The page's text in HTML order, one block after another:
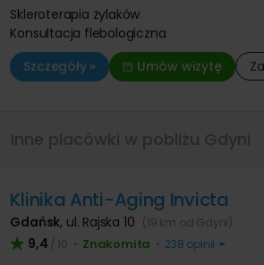
Skleroterapia żylaków
Konsultacja flebologiczna
Szczegóły »
Umów wizytę
Klinika Anti-Aging Invicta
Gdańsk, ul. Rajska 10 (19 km od Gdyni)
9,4 / 10 • Znakomita • 238 opinii